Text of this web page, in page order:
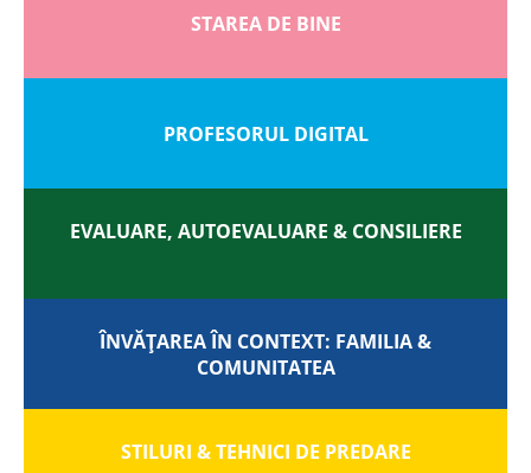
STAREA DE BINE
PROFESORUL DIGITAL
EVALUARE, AUTOEVALUARE & CONSILIERE
ÎNVĂȚAREA ÎN CONTEXT: FAMILIA &
COMUNITATEA
STILURI & TEHNICI DE PREDARE